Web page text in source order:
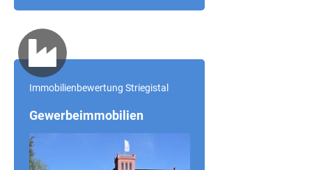
Immobilienbewertung Striegistal
Gewerbeimmobilien